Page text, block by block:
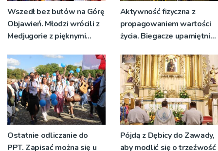
Wszedł bez butów na Górę
Objawień. Młodzi wrócili z
Medjugorie z pięknymi
Aktywność fizyczna z
propagowaniem wartości
życia. Biegacze upamiętnili
Ostatnie odliczanie do
PPT. Zapisać można się u
Pójdą z Dębicy do Zawady,
aby modlić się o trzeźwość